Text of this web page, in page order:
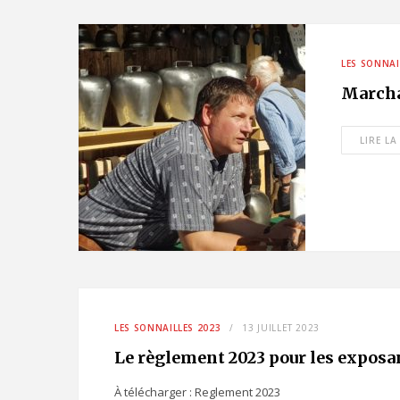
LES
LIRE
LES SONNAILLES 2023 13 JUILLET 2023
Le règlement 2023 pour les
À télécharger : Reglement 2023